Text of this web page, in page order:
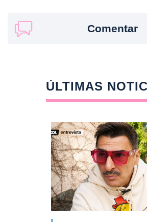
Comentar
ÚLTIMAS